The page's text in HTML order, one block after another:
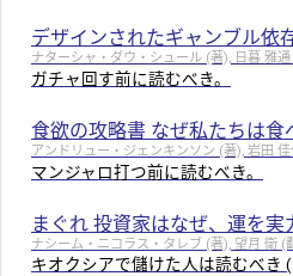
デザインされたギャンブル依
ナターシャ・ダウ・シュール (著), 日暮 雅
ガチャ回す前に読むべき。
食欲の攻略書 なぜ私たちは食
アンドリュー・ジェンキンソン (著), 岩田
マンジャロ打つ前に読むべき。
まぐれ 投資家はなぜ、運を
ナシーム・ニコラス・タレブ (著), 望月 衛 (
キオクシアで儲けた人は読むべき (